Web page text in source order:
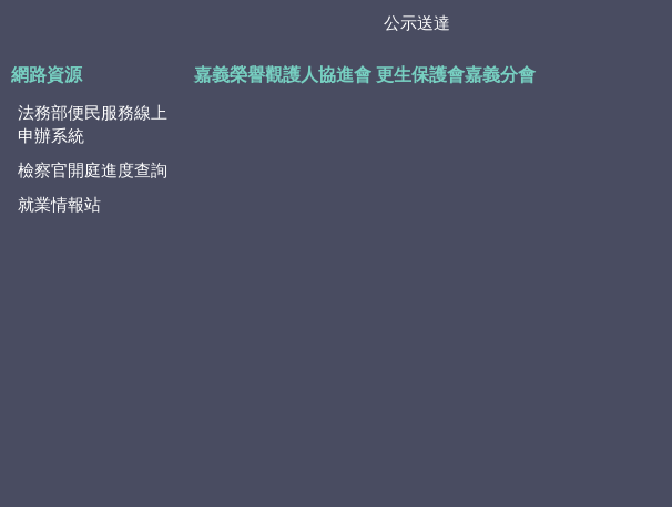
公示送達
網路資源
法務部便民服務線上
申辦系統
檢察官開庭進度查詢
就業情報站
嘉義榮譽觀護人協進會 更生保護會嘉義分會